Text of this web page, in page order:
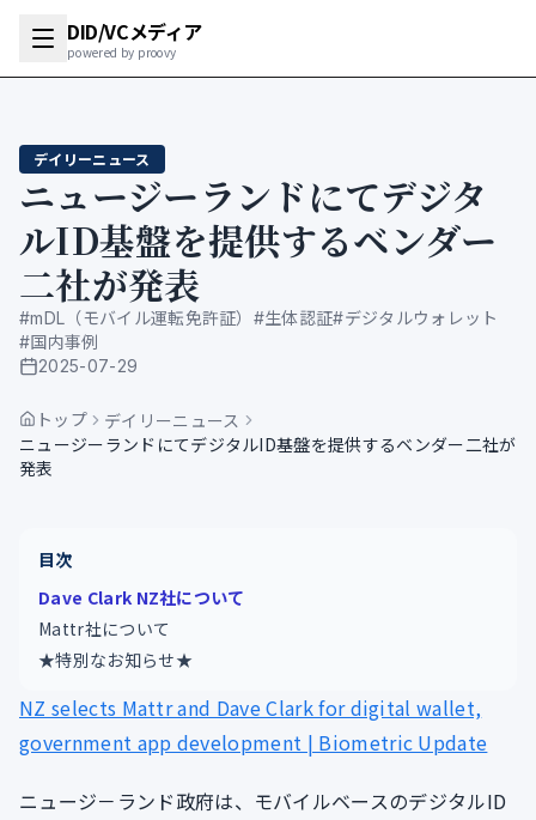
DID/VCメディア
powered by proovy
デイリーニュース
ニュージーランドにてデジタ
ルID基盤を提供するベンダー
二社が発表
#mDL（モバイル運転免許証） #生体認証#デジタルウォレット
#国内事例
公開日
2025-07-29
トップ
デイリーニュース
ニュージーランドにてデジタルID基盤を提供するベンダー二社が
発表
目次
Dave Clark NZ社について
Mattr社について
★特別なお知らせ★
NZ selects Mattr and Dave Clark for digital wallet,
government app development | Biometric Update
ニュージ－ランド政府は、モバイルベースのデジタルID